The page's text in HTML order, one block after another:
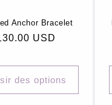
Anchor Bracelet
USD
des options